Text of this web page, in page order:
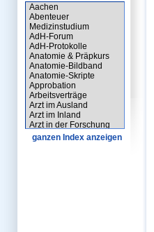
Aachen
Abenteuer
Medizinstudium
AdH-Forum
AdH-Protokolle
Anatomie & Präpkurs
Anatomie-Bildband
Anatomie-Skripte
Approbation
Arbeitsverträge
Arzt im Ausland
Arzt im Inland
Arzt in der Forschung
Arzt-Forum
Arztausweis
ganzen Index anzeigen